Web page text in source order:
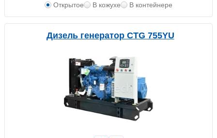
Открытое В кожухе В контейнере
Дизель генератор CTG 755YU